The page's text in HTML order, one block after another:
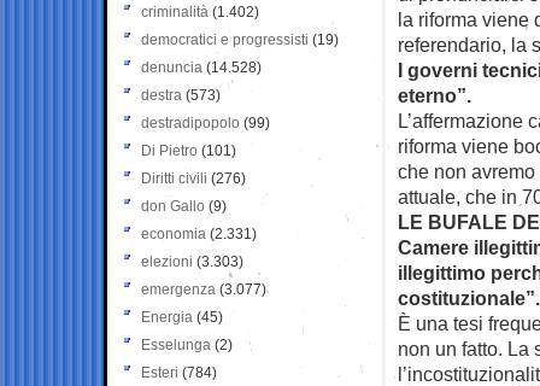
la riforma viene
referendario, la
I governi
eterno”.
L’affermazione
riforma viene
che non
attuale, che in
LE BUFALE
Camere
illegittimo
costituzionale”.
È una tesi
non un fatto. La
criminalità (1.402)
democratici e progressisti (19)
denuncia (14.528)
destra (573)
destradipopolo (99)
Di Pietro (101)
Diritti civili (276)
don Gallo (9)
economia (2.331)
elezioni (3.303)
emergenza (3.077)
Energia (45)
Esselunga (2)
Esteri (784)